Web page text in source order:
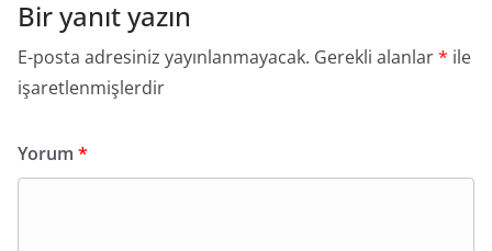
Bir yanıt yazın
E-posta adresiniz yayınlanmayacak. Gerekli alanlar* ile
işaretlenmişlerdir
Yorum *